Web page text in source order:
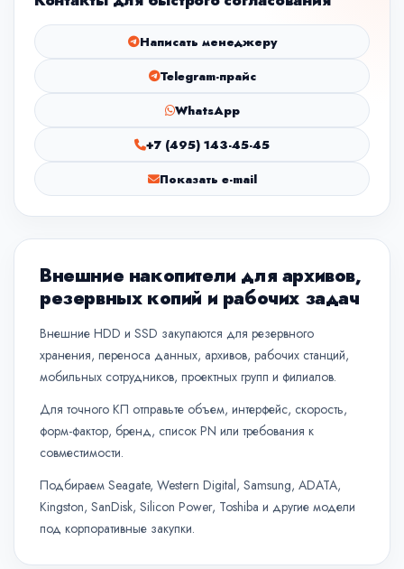
Написать менеджеру
Telegram-прайс
WhatsApp
+7 (495) 143-45-45
Показать e-mail
Внешние накопители для архивов,
резервных копий и рабочих задач
Внешние HDD и SSD закупаются для резервного
хранения, переноса данных, архивов, рабочих станций,
мобильных сотрудников, проектных групп и филиалов.
Для точного КП отправьте объем, интерфейс, скорость,
форм-фактор, бренд, список PN или требования к
совместимости.
Подбираем Seagate, Western Digital, Samsung, ADATA,
Kingston, SanDisk, Silicon Power, Toshiba и другие модели
под корпоративные закупки.